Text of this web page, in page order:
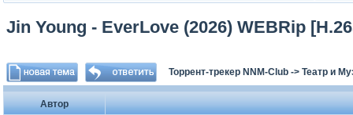
Jin Young - EverLove (2026) WEBRip
Торрент-трекер NNM-Club -> Театр и
Автор